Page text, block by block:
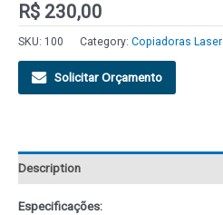
R$ 230,00
SKU: 100 Category: Copiadoras Laser
Solicitar Orçamento
Description
Especificações: